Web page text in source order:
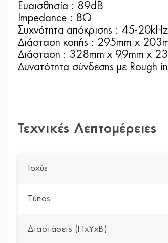
Eυαισθησία : 89dB
Impedance : 8Ω
Συχνότητα απόκρισης : 45-20kHz
Διάσταση κοπής : 295mm x
Διάσταση : 328mm x 99mm x
Δυνατότητα σύνδεσης με Rough
Τεχνικές Λεπτομέρειες
Ισχύς
Τύπος
Διαστάσεις (ΠxYxΒ)